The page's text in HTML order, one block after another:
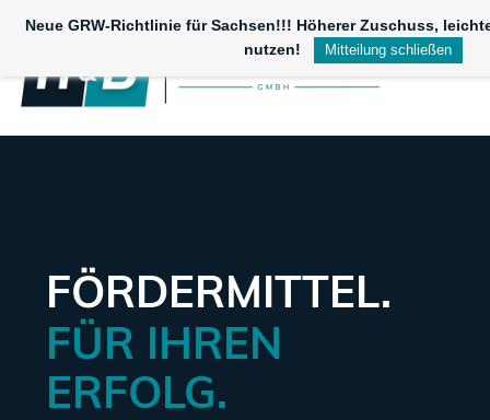
content
FÖRDERMITTEL.
FÜR IHREN
ERFOLG.
Neue GRW-Richtlinie für Sachsen!!! Höherer Zuschuss,
nutzen!
Mitteilung schließen